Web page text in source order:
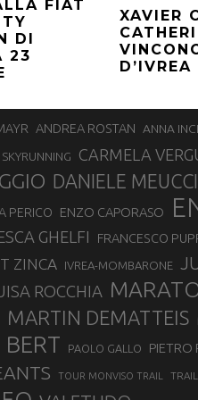
FIAT
DI
23
XAVIER
D’IVREA
ANDREA ROSTAN ANNA
CARMELA
DANIELE MEUCCI
PERICO ENZO CAPORASO
GHELFI FRANCESCO
ZINCA IVREA-MOMBARONE
ROCCHIA
MARTIN DEMATTEIS
PAOLO GALLO PIETRO
TOUR MONVISO TRAIL